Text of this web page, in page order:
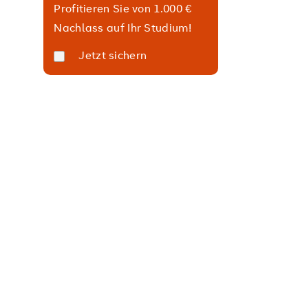
Profitieren Sie von 1.000 €
Nachlass auf Ihr Studium!
Jetzt sichern